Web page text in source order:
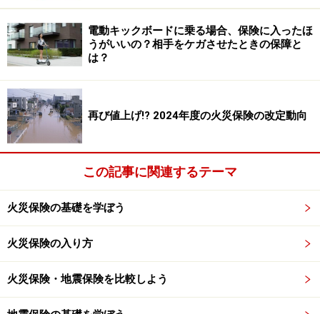
チケット料金などの1.5～7％程度のケースが多いようで
す。
定の割合までだったりとさまざまです。
キャンセル料も代金の全額だったり、所定の割合までだ
ったりなどいろいろなケースがありますので、キャンセ
ル規定などを確認して補償内容を決めるといいでしょ
う。どこまで補償するかで保険料も変わってきます。
どんなキャンセル事由なら対象？
キャンセル保険も保険である以上、どんな事由のキャン
セルであっても対象になるわけではありません。一方
で、それなりにいろいろなキャンセル事由を対象にして
電動キックボードに乗る場合、保険に入ったほ
うがいいの？相手をケガさせたときの保障と
は？
再び値上げ!? 2024年度の火災保険の改定動向
この記事に関連するテーマ
火災保険の基礎を学ぼう
火災保険の入り方
火災保険・地震保険を比較しよう